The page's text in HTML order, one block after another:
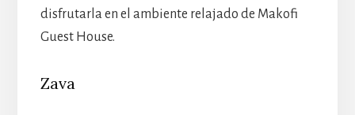
disfrutarla en el ambiente relajado de Makofi
Guest House.
Zava